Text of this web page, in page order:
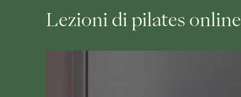
Lezioni di pilates online